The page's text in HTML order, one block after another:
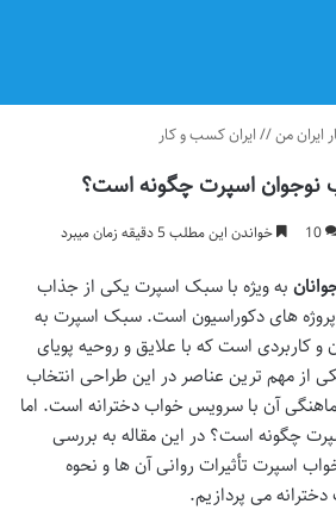
ایران من// ایران کسب و کار
نوجوان اسپرت چگونه است؟
10 خواندن این مطلب 5 دقیقه زمان میبرد
به ویژه با سبک اسپرت یکی از جذاب
پروژه های دکوراسیون است. سبک اسپرت به
و کاربردی است که با علایق و روحیه پویای
از مهم ترین عناصر در این طراحی انتخاب
آن با سرویس خواب دخترانه است. اما
چگونه است؟ در این مقاله به بررسی
اسپرت تأثیرات روانی آن ها و نحوه
می پردازیم.